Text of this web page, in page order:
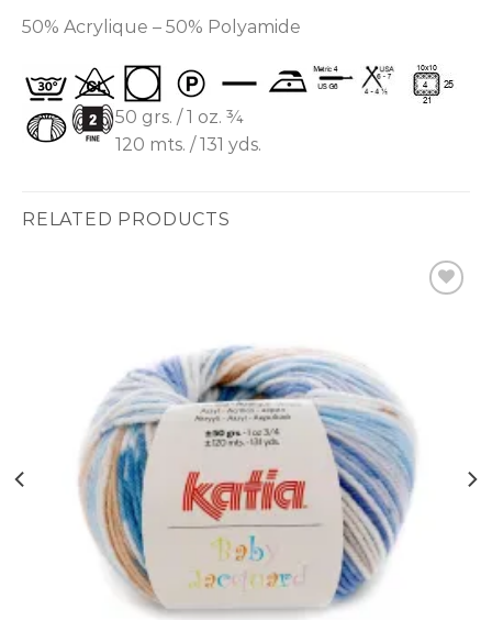
50% Acrylique – 50% Polyamide
50 grs. / 1 oz. ¾
120 mts. / 131 yds.
RELATED PRODUCTS